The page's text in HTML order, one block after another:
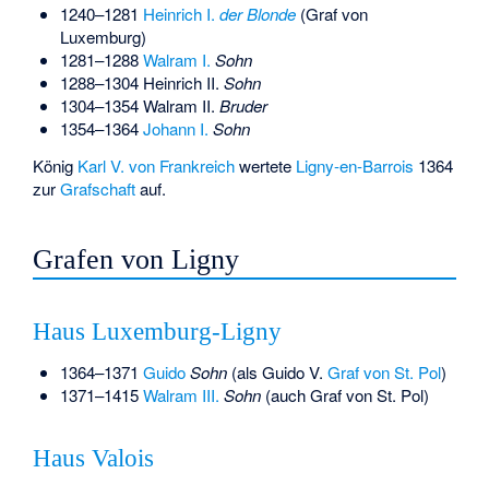
1240–1281 Heinrich I. der Blonde(Graf von
Luxemburg)
1281–1288Walram I. Sohn
1288–1304 Heinrich II. Sohn
1304–1354Walram II. Bruder
1354–1364Johann I. Sohn
König Karl V. von Frankreichwertete Ligny-en-Barrois 1364
zurGrafschaftauf.
Grafen von Ligny
Haus Luxemburg-Ligny
1364–1371 Guido Sohn(als Guido V. Graf von St. Pol)
1371–1415Walram III. Sohn(auch Graf von St. Pol)
Haus Valois